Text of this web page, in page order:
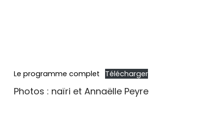
Le programme complet Télécharger
Photos : naïri et Annaëlle Peyre